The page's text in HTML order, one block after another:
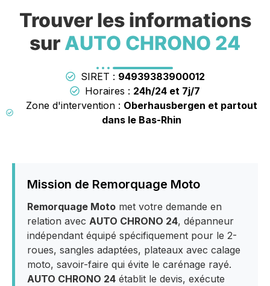
Trouver les informations
sur AUTO CHRONO 24
SIRET : 94939383900012
Horaires : 24h/24 et 7j/7
Zone d'intervention : Oberhausbergen et partout
dans le Bas-Rhin
Mission de Remorquage Moto
Remorquage Moto met votre demande en
relation avec AUTO CHRONO 24, dépanneur
indépendant équipé spécifiquement pour le 2-
roues, sangles adaptées, plateaux avec calage
moto, savoir-faire qui évite le carénage rayé.
AUTO CHRONO 24 établit le devis, exécute